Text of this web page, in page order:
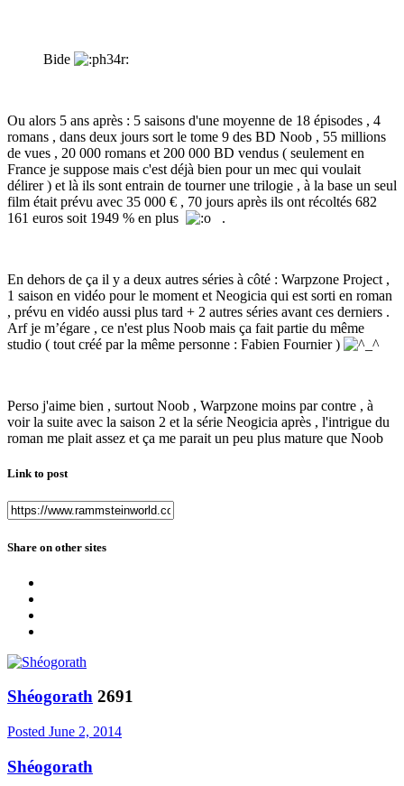
Bide
Ou alors 5 ans après : 5 saisons d'une moyenne de 18 épisodes , 4
romans , dans deux jours sort le tome 9 des BD Noob , 55 millions
de vues , 20 000 romans et 200 000 BD vendus ( seulement en
France je suppose mais c'est déjà bien pour un mec qui voulait
délirer ) et là ils sont entrain de tourner une trilogie , à la base un seul
film était prévu avec 35 000 € , 70 jours après ils ont récoltés 682
161 euros soit 1949 % en plus
.
En dehors de ça il y a deux autres séries à côté : Warpzone Project ,
1 saison en vidéo pour le moment et Neogicia qui est sorti en roman
, prévu en vidéo aussi plus tard + 2 autres séries avant ces derniers .
Arf je m’égare , ce n'est plus Noob mais ça fait partie du même
studio ( tout créé par la même personne : Fabien Fournier )
Perso j'aime bien , surtout Noob , Warpzone moins par contre , à
voir la suite avec la saison 2 et la série Neogicia après , l'intrigue du
roman me plait assez et ça me parait un peu plus mature que Noob
Link to post
Share on other sites
Shéogorath 2691
Posted June 2, 2014
Shéogorath